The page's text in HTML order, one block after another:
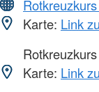
Karte: Link
Karte: Link